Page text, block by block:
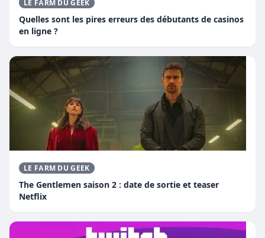
LE FARM DU GEEK
Quelles sont les pires erreurs des débutants de casinos
en ligne ?
LE FARM DU GEEK
The Gentlemen saison 2 : date de sortie et teaser
Netflix